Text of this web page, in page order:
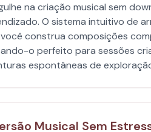
na criação musical sem
O sistema intuitivo de
construa composições
o perfeito para sessões
espontâneas de
Musical Sem